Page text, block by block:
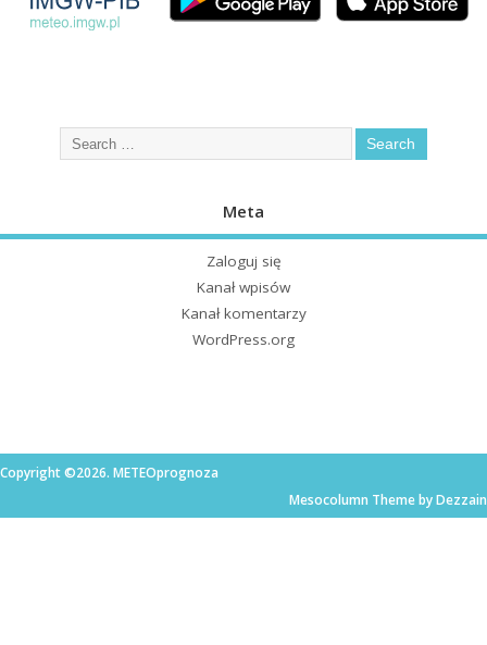
Meta
Zaloguj się
Kanał wpisów
Kanał komentarzy
WordPress.org
Copyright ©2026. METEOprognoza
Mesocolumn Theme by Dezzain